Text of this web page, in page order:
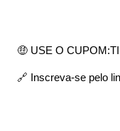
🤑 USE O
🔗 Inscreva-se pelo